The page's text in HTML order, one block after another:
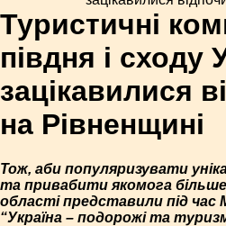
Туристичні
півдня і сходу
зацікавилися
на Рівненщині
Тож, аби популяризувати
та привабити якомога
області представили під час
“Україна – подорожі та